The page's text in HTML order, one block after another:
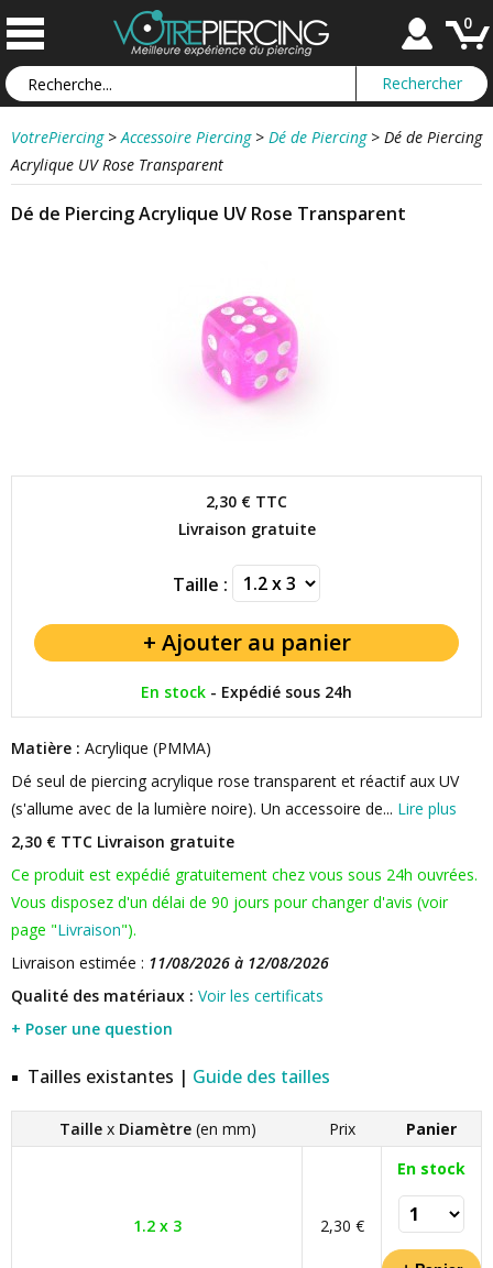
0
VotrePiercing > Accessoire Piercing > Dé de Piercing > Dé de Piercing
Acrylique UV Rose Transparent
Dé de Piercing Acrylique UV Rose Transparent
2,30 € TTC
Livraison gratuite
Taille :
En stock - Expédié sous 24h
Matière : Acrylique (PMMA)
Dé seul de piercing acrylique rose transparent et réactif aux UV
(s'allume avec de la lumière noire). Un accessoire de... Lire plus
2,30 € TTC Livraison gratuite
Ce produit est expédié gratuitement chez vous sous 24h ouvrées.
Vous disposez d'un délai de 90 jours pour changer d'avis (voir
page "Livraison").
Livraison estimée : 11/08/2026 à 12/08/2026
Qualité des matériaux : Voir les certificats
+ Poser une question
Tailles existantes | Guide des tailles
Taille x Diamètre (en mm) Prix Panier
1.2 x 3 2,30 €
En stock